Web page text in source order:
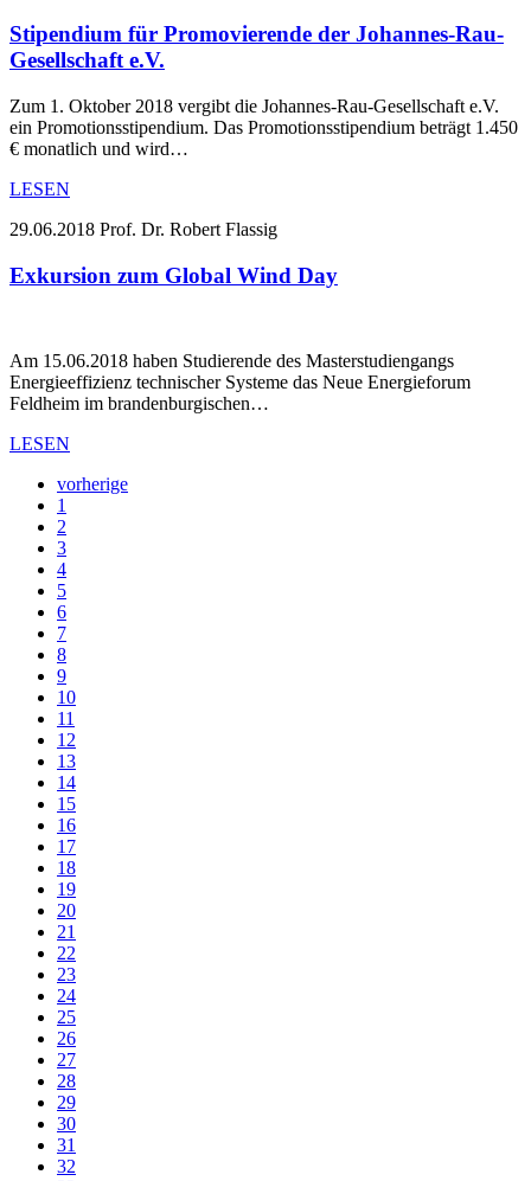
Stipendium für Promovierende der Johannes-Rau-
Gesellschaft e.V.
Zum 1. Oktober 2018 vergibt die Johannes-Rau-Gesellschaft e.V.
ein Promotionsstipendium. Das Promotionsstipendium beträgt 1.450
€ monatlich und wird…
LESEN
29.06.2018 Prof. Dr. Robert Flassig
Exkursion zum Global Wind Day
Am 15.06.2018 haben Studierende des Masterstudiengangs
Energieeffizienz technischer Systeme das Neue Energieforum
Feldheim im brandenburgischen…
LESEN
vorherige
1
2
3
4
5
6
7
8
9
10
11
12
13
14
15
16
17
18
19
20
21
22
23
24
25
26
27
28
29
30
31
32